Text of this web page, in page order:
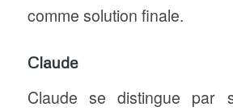
comme solution finale.
Claude
Claude se distingue par